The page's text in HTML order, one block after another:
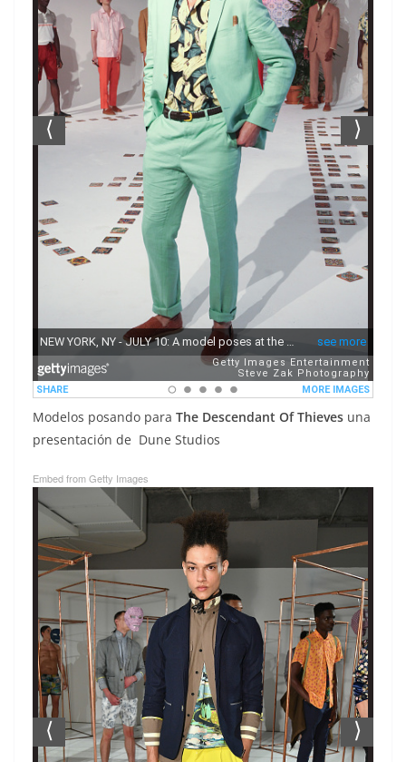
Modelos posando para The Descendant Of Thieves una
presentación de Dune Studios
Embed from Getty Images